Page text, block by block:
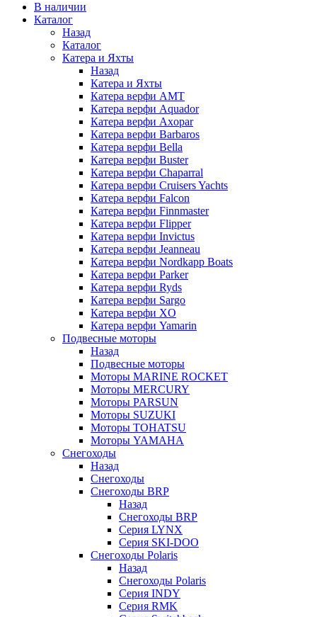
В наличии
Каталог
Назад
Каталог
Катера и Яхты
Назад
Катера и Яхты
Катера верфи AMT
Катера верфи Aquador
Катера верфи Axopar
Катера верфи Barbaros
Катера верфи Bella
Катера верфи Buster
Катера верфи Chaparral
Катера верфи Cruisers Yachts
Катера верфи Falcon
Катера верфи Finnmaster
Катера верфи Flipper
Катера верфи Invictus
Катера верфи Jeanneau
Катера верфи Nordkapp Boats
Катера верфи Parker
Катера верфи Ryds
Катера верфи Sargo
Катера верфи XO
Катера верфи Yamarin
Подвесные моторы
Назад
Подвесные моторы
Моторы MARINE ROCKET
Моторы MERCURY
Моторы PARSUN
Моторы SUZUKI
Моторы TOHATSU
Моторы YAMAHA
Снегоходы
Назад
Снегоходы
Снегоходы BRP
Назад
Снегоходы BRP
Серия LYNX
Серия SKI-DOO
Снегоходы Polaris
Назад
Снегоходы Polaris
Серия INDY
Серия RMK